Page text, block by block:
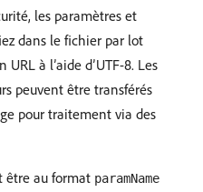
les paramètres et
dans le fichier par lot
à l’aide d’UTF-8. Les
peuvent être transférés
pour traitement via des
être au format paramName